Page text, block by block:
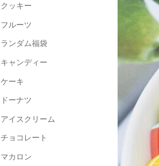
クッキー
フルーツ
ランダム福袋
キャンディー
ケーキ
ドーナツ
アイスクリーム
チョコレート
マカロン